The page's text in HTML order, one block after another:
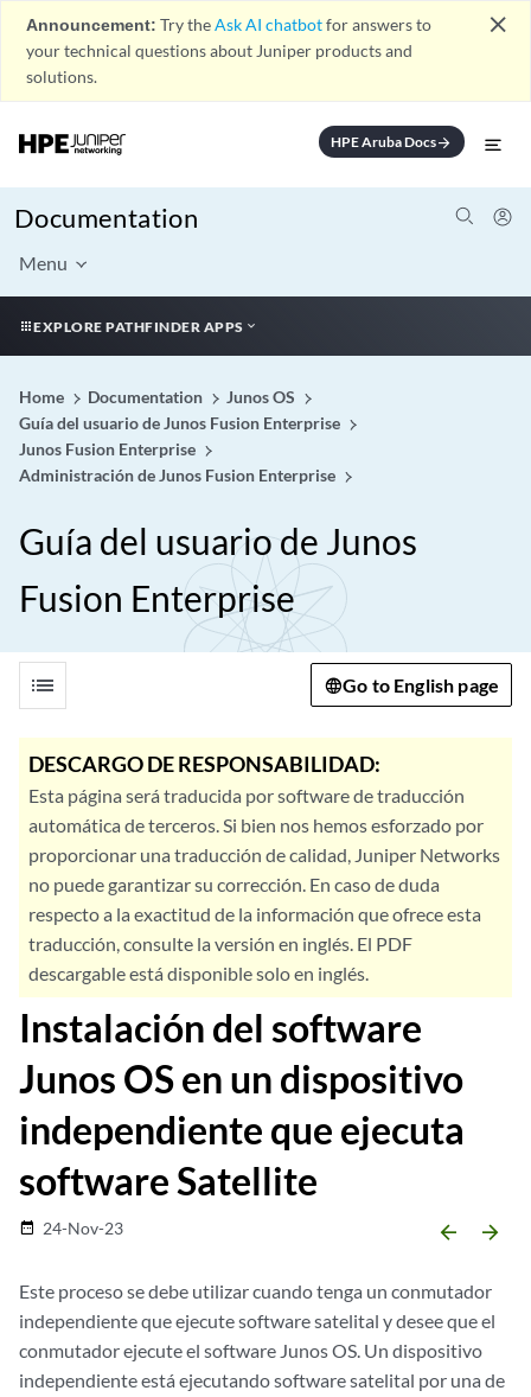
Announcement: Try theAsk AI chatbotfor answers to
your technical questions about Juniper products and
solutions.
close
HPE Aruba Docsarrow_forward
Documentation
Menu
EXPLORE PATHFINDER APPS
Home Documentation
Junos OS
Guía del usuario de Junos Fusion Enterprise
Junos Fusion Enterprise
Administración de Junos Fusion Enterprise
Guía del usuario de Junos
Fusion Enterprise
list Go to English page
DESCARGO DE RESPONSABILIDAD:
Esta página será traducida por software de traducción
automática de terceros. Si bien nos hemos esforzado por
proporcionar una traducción de calidad, Juniper Networks
no puede garantizar su corrección. En caso de duda
respecto a la exactitud de la información que ofrece esta
traducción, consulte la versión en inglés. El PDF
descargable está disponible solo en inglés.
Instalación del software
Junos OS en un dispositivo
independiente que ejecuta
software Satellite
date_range 24-Nov-23 arrow_backward arrow_forward
Este proceso se debe utilizar cuando tenga un conmutador
independiente que ejecute software satelital y desee que el
conmutador ejecute el software Junos OS. Un dispositivo
independiente está ejecutando software satelital por una de